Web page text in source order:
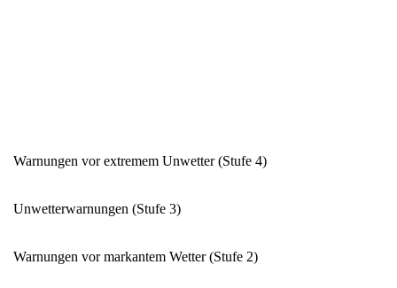
Warnungen vor extremem Unwetter (Stufe 4)
Unwetterwarnungen (Stufe 3)
Warnungen vor markantem Wetter (Stufe 2)